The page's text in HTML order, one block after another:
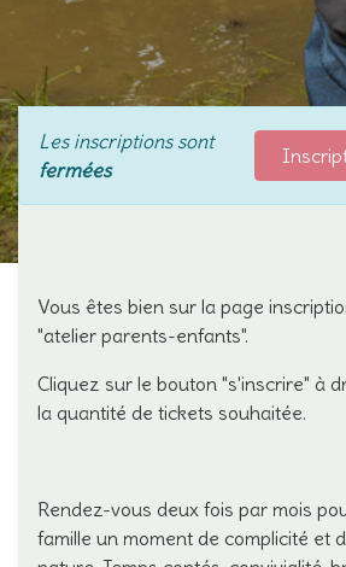
Les inscriptions sont
fermées
Vous êtes bien sur la page
"atelier parents-enfants".
Cliquez sur le bouton "s'inscrire" à
la quantité de tickets souhaitée.
Rendez-vous deux fois par mois
famille un moment de complicité et